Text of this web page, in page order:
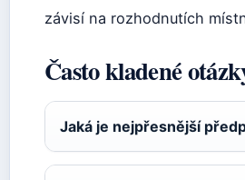
závisí na rozhodnutích
Často kladené
Jaká je nejpřesnější